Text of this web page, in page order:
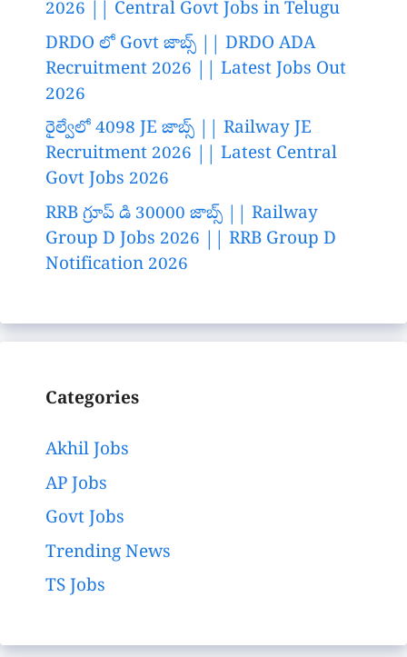
2026 || Central Govt Jobs in Telugu
DRDO లో Govt జాబ్స్ || DRDO ADA
Recruitment 2026 || Latest Jobs Out
2026
రైల్వేలో 4098 JE జాబ్స్ || Railway JE
Recruitment 2026 || Latest Central
Govt Jobs 2026
RRB గ్రూప్ డి 30000 జాబ్స్ || Railway
Group D Jobs 2026 || RRB Group D
Notification 2026
Categories
Akhil Jobs
AP Jobs
Govt Jobs
Trending News
TS Jobs